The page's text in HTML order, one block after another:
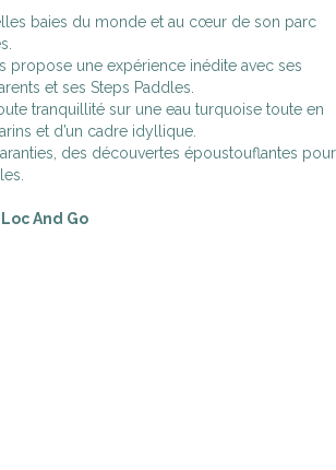
baies du monde et au cœur de son parc
propose une expérience inédite avec ses
et ses Steps Paddles.
tranquillité sur une eau turquoise toute en
et d’un cadre idyllique.
des découvertes époustouflantes pour
And Go